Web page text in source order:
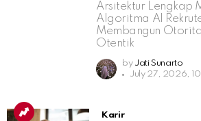
Arsitektur Lengkap
Algoritma AI
Membangun
Otentik
by Jati Sunarto
July 27, 2026,
Karir